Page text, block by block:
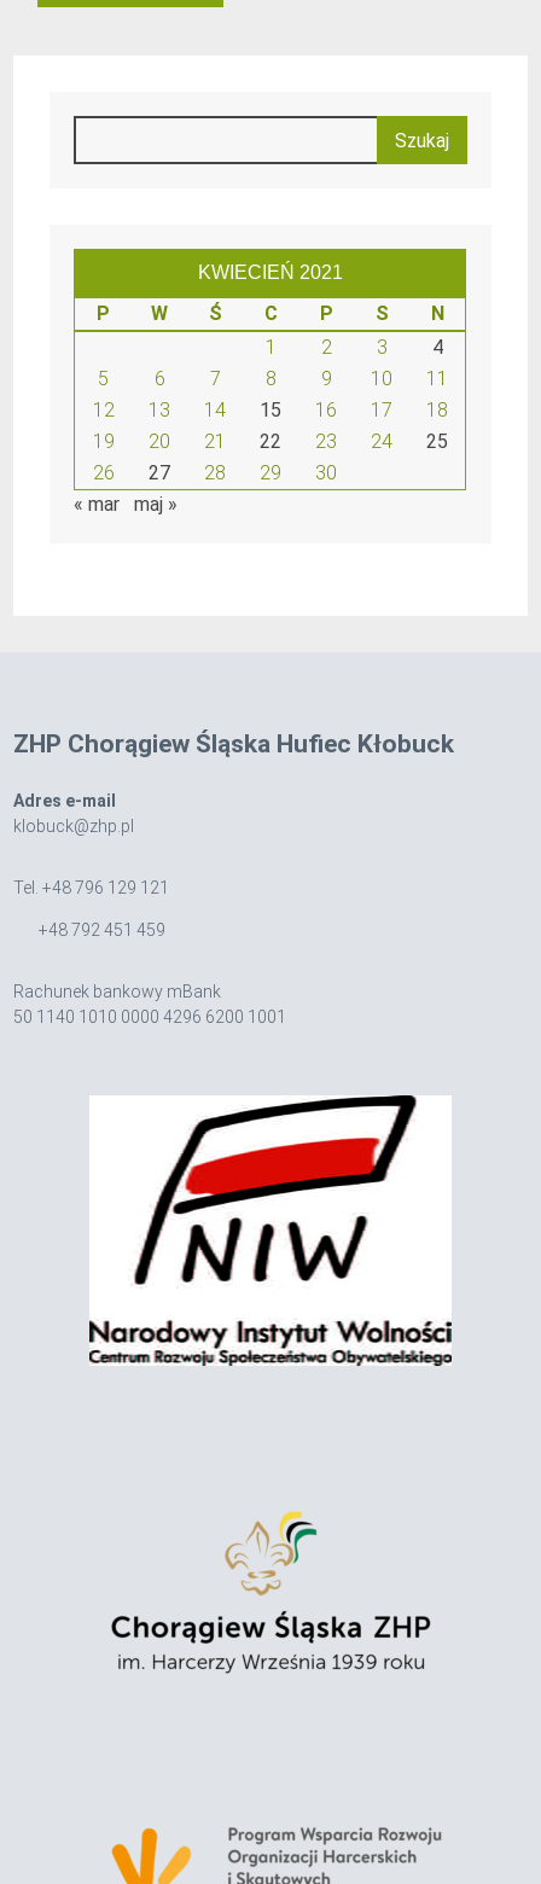
KWIECIEŃ 2021
P W Ś C P S
N
1
2 3
4
5
6 7 8 9 10
11
12
13 14 15 16 17
18
19
20 21 22 23 24
25
26
27 28 29
30
« mar
maj »
ZHP Chorągiew Śląska Hufiec Kłobuck
Adres e-mail
klobuck@zhp.pl
Tel. +48 796 129 121
+48 792 451 459
Rachunek bankowy mBank
50 1140 1010 0000 4296 6200 1001